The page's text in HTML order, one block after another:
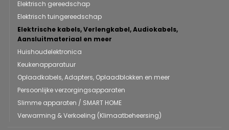
Elektrisch gereedschap
Elektrisch tuingereedschap
Elektrische kabels, Verlengkabel, Audiokabels,
Aansluitmateriaal en meer
Huishoudelektronica
Keukenapparatuur
Oplaadkabels, Adapters, Oplaadblokken en meer
Persoonlijke verzorgingsapparaten
Slimme apparaten / SMART HOME
Verwarming & Verkoeling (Klimaatbeheersing)